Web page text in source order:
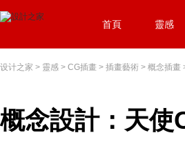
首頁 靈感
设计之家 > 靈感 > CG插畫 > 插畫藝術 > 概念插畫
概念設計：天使